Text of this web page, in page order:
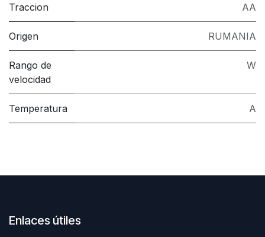
Traccion AA
Origen RUMANIA
Rango de
velocidad
W
Temperatura A
Enlaces útiles